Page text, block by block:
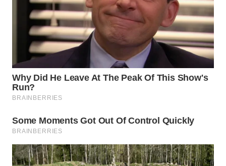
WN
SEMARANG
WN
SOLO
WN
MADURA